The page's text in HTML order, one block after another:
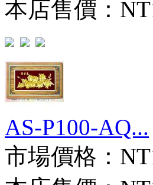
本店售價：
AS-P100-AQ...
市場價格：